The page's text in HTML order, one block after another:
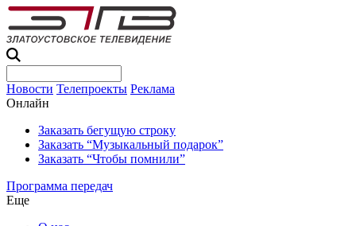
Новости Телепроекты Реклама
Онлайн
Заказать бегущую строку
Заказать “Музыкальный подарок”
Заказать “Чтобы помнили”
Программа передач
Еще